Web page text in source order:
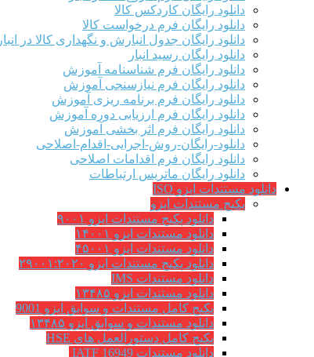
دانلود رایگان کاردکس کالا
دانلود رایگان فرم درخواست کالا
دانلود رایگان جدول انبارش و نگهداری کالا در انبار
دانلود رایگان رسید انبار
دانلود رایگان فرم شناسنامه آموزش
دانلود رایگان فرم نیازسنجی آموزش
دانلود رایگان فرم برنامه ریزی آموزش
دانلود رایگان فرم ارزیابی دوره آموزش
دانلود رایگان فرم اثر بخشی آموزش
دانلود-رایگان-روش-اجرایی-اقدام-اصلاحی
دانلود رایگان فرم اقدامات اصلاحی
دانلود رایگان ماتریس ارتباطات
دانلود مستندات ایزو ISO
پکیج مستندات ایزو
دانلود پکیج مستندات ایزو ۹۰۰۱
دانلود مستندات ایزو ۱۴۰۰۱
دانلود مستندات ایزو ۴۵۰۰۱
دانلود پکیج مستندات ایزو ۲۹۰۰۱:۲۰۲۰
دانلود مستندات IMS
دانلود مستندات ایزو ۱۳۴۸۵
پکیج کامل مستندات و سوابق ایزو 9001
دانلود مستندات و سوابق ایزو ۱۳۴۸۵
پکیج کامل دستورالعمل های HSE
دانلود مستندات IATF 16949